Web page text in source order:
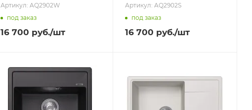
Артикул: AQ2902W
под заказ
16 700 руб./шт
Артикул: AQ2902S
под заказ
16 700 руб./шт